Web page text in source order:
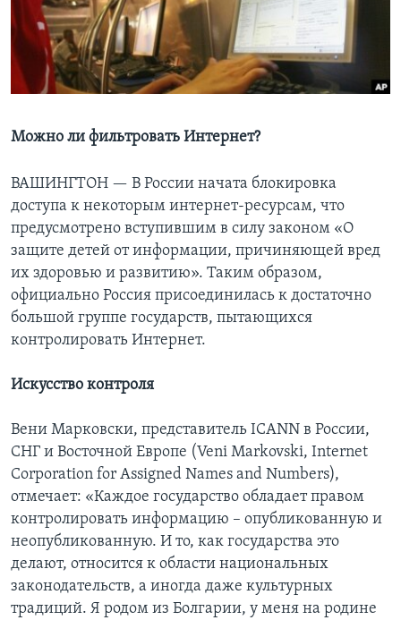
Learning English
СОЦИАЛЬНЫЕ СЕТИ
Можно ли фильтровать Интернет?
ВАШИНГТОН — В России начата блокировка
доступа к некоторым интернет-ресурсам, что
предусмотрено вступившим в силу законом «О
защите детей от информации, причиняющей вред
их здоровью и развитию». Таким образом,
официально Россия присоединилась к достаточно
большой группе государств, пытающихся
контролировать Интернет.
Искусство контроля
Вени Марковски, представитель ICANN в России,
СНГ и Восточной Европе (Veni Markovski, Internet
Corporation for Assigned Names and Numbers),
отмечает: «Каждое государство обладает правом
контролировать информацию – опубликованную и
неопубликованную. И то, как государства это
делают, относится к области национальных
законодательств, а иногда даже культурных
традиций. Я родом из Болгарии, у меня на родине